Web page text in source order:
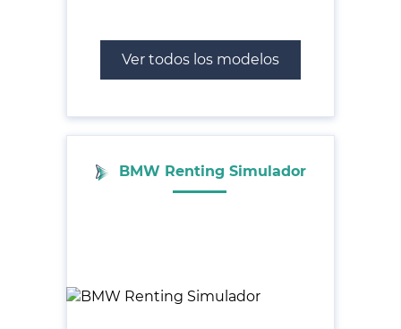
Ver todos los modelos
BMW Renting Simulador